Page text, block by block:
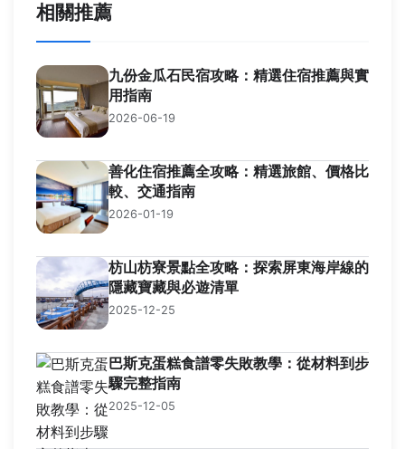
相關推薦
九份金瓜石民宿攻略：精選住宿推薦與實
用指南
2026-06-19
善化住宿推薦全攻略：精選旅館、價格比
較、交通指南
2026-01-19
枋山枋寮景點全攻略：探索屏東海岸線的
隱藏寶藏與必遊清單
2025-12-25
巴斯克蛋糕食譜零失敗教學：從材料到步
驟完整指南
2025-12-05